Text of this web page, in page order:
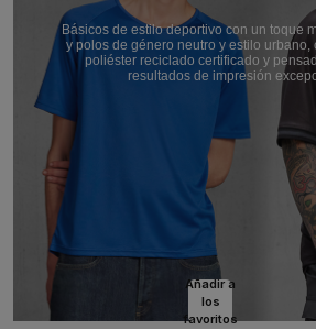
Básicos de estilo deportivo con un toque
y polos de género neutro y estilo urbano,
poliéster reciclado certificado y
resultados de impresión
Añadir a
los
favoritos